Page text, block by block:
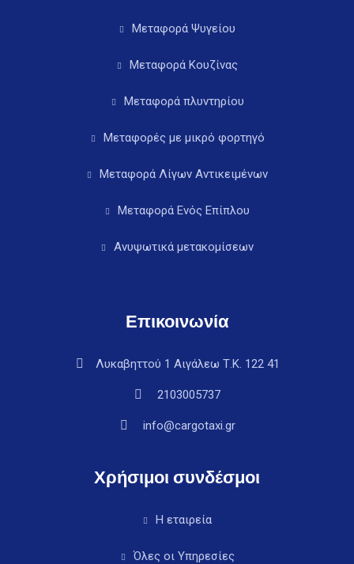
Μεταφορά Ψυγείου
Μεταφορά Κουζίνας
Μεταφορά πλυντηρίου
Μεταφορές με μικρό φορτηγό
Μεταφορά Λίγων Αντικειμένων
Μεταφορά Ενός Επίπλου
Ανυψωτικά μετακομίσεων
Επικοινωνία
Λυκαβηττού 1 Αιγάλεω Τ.Κ. 122 41
2103005737
info@cargotaxi.gr
Χρήσιμοι συνδέσμοι
Η εταιρεία
Όλες οι Υπηρεσίες